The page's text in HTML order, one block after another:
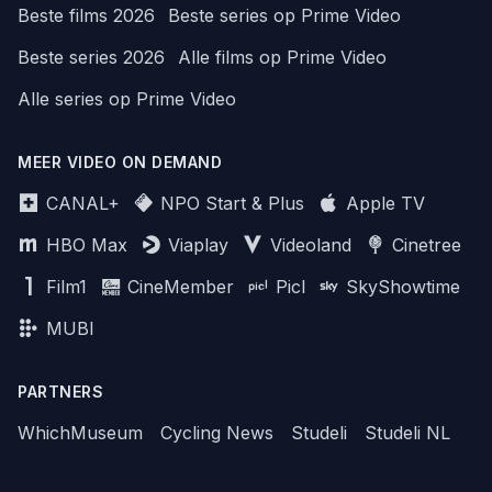
Beste films 2026
Beste series op Prime Video
Beste series 2026
Alle films op Prime Video
Alle series op Prime Video
MEER VIDEO ON DEMAND
CANAL+ NPO Start & Plus
Apple TV
HBO Max
Viaplay Videoland
Cinetree
Film1
CineMember Picl
SkyShowtime
MUBI
PARTNERS
WhichMuseum Cycling News Studeli Studeli NL